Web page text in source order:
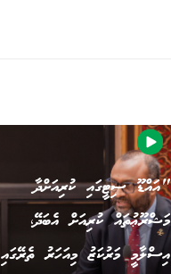
"އައްޑޫ ސިޓީގައި ކުރިއަށްދާ
މަޝްރޫޢުތައް ކުރިއަށް އެބަދޭ،
އިސްލާމީ މަރުކަޒު މިއަހަރު ތެރޭގައި